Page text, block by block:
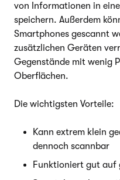
von Informationen in
speichern. Außerdem
Smartphones gescannt
zusätzlichen Geräten
Gegenstände mit wenig
Oberflächen.
Die wichtigsten Vorteile:
Kann extrem klein
dennoch scannbar
Funktioniert gut auf